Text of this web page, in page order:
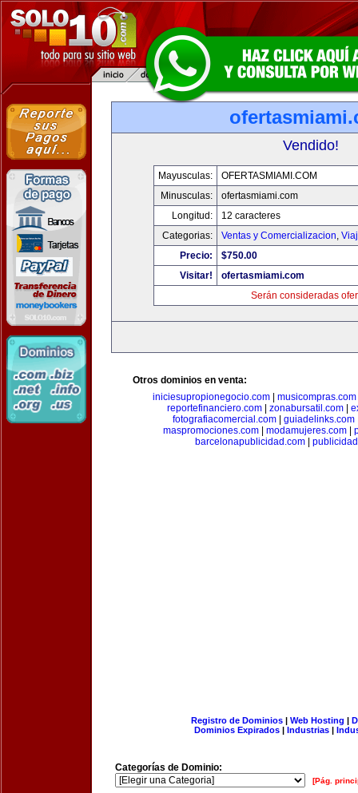
Vendido!
Mayusculas:
OFERTASMIAMI.COM
Minusculas:
ofertasmiami.com
Longitud:
12 caracteres
Categorias:
Ventas y Comercializacion,
Precio:
$750.00
Visitar!
ofertasmiami.com
Serán consideradas
Otros dominios en venta:
iniciesupropionegocio.com
musicompras.com
reportefinanciero.com| zonabursatil.com|
fotografiacomercial.com
guiadelinks.com
maspromociones.com
modamujeres.com
barcelonapublicidad.com|
Registro de Dominios| Web Hosting |
Dominios Expirados | Industrias |
Categorías de Dominio:
[Pág.